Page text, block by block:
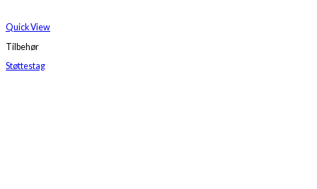
Quick View
Tilbehør
Støttestag